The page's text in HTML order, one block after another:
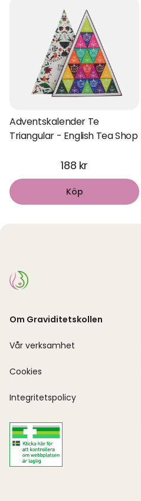
Adventskalender Te
Triangular - English Tea Shop
188 kr
Köp
Om Graviditetskollen
Vår verksamhet
Cookies
Integritetspolicy